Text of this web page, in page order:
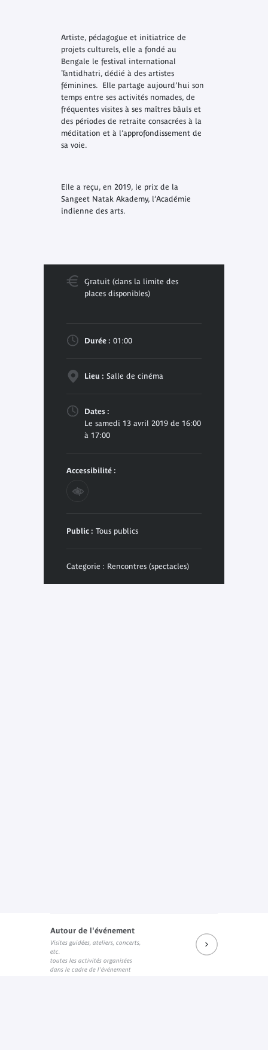
Artiste, pédagogue et initiatrice de
projets culturels, elle a fondé au
Bengale le festival international
Tantidhatri, dédié à des artistes
féminines. Elle partage aujourd’hui son
temps entre ses activités nomades, de
fréquentes visites à ses maîtres bâuls et
des périodes de retraite consacrées à la
méditation et à l’approfondissement de
sa voie.
Elle a reçu, en 2019, le prix de la
Sangeet Natak Akademy, l’Académie
indienne des arts.
Gratuit (dans la limite des
places disponibles)
Durée : 01:00
Lieu : Salle de cinéma
Dates :
Le samedi 13 avril 2019 de 16:00
à 17:00
Accessibilité :
Public : Tous publics
Categorie : Rencontres (spectacles)
Autour de l'événement
Visites guidées, ateliers, concerts,
etc.
toutes les activités organisées
dans le cadre de l'événement